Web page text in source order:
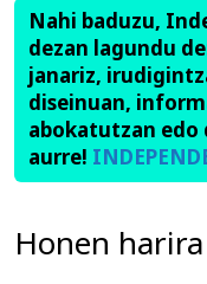
Nahi baduzu,
dezan lagundu
janariz,
diseinuan,
abokatutzan edo
aurre!
Honen harira